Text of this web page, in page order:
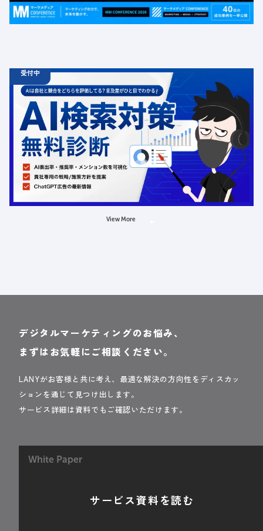
BtoB
受付中
診断
12.31 00:00
ChatGPT広告の最新動向・AI検索対策に関する無料相談
受付中
定員数：500名
金額：無料
場所：オンライン
LLMO 広告
View More
デジタルマーケティングのお悩み、
まずはお気軽にご相談ください。
LANYがお客様と共に考え、最適な解決の方向性をディスカッ
ションを通じて見つけ出します。
サービス詳細は資料でもご確認いただけます。
White Paper
サービス資料を読む